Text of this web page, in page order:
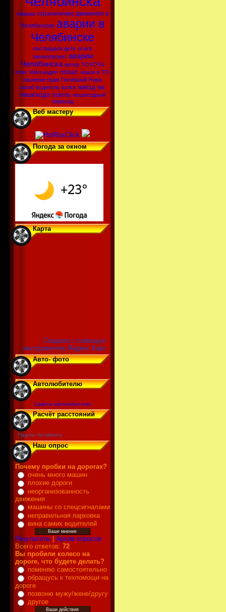
Аварии ограничение движения в
Челябинске аварии в
Челябинске
пострадали дети осаго
законопроект аварии
Челябинска ветер TOYOTA
bmw Volkswagen nissan новое в ТО
лишение прав Погибший Нива
погиб водитель волга наезд на
пешехода газель пешеходный
переход
Веб мастеру
Погода за окном
Карта
Создано с помощью
инструментов Яндекс.Карт
Авто- фото
Автолюбителю
Советы автолюбителю
Расчёт расстояний
Flagma Челябинск
Наш опрос
Почему пробки на дорогах?
очень много машин
плохие дороги
неорганизованность
движения
машины со спецсигналами
неправильная парковка
вина самих водителей
Результаты| Архив опросов
Всего ответов: 72
Вы пробили колесо на
дороге, что будете делать?
поменяю самостоятельно
обращусь к техпомощи на
дороге
позвоню мужу/жене/другу
другое